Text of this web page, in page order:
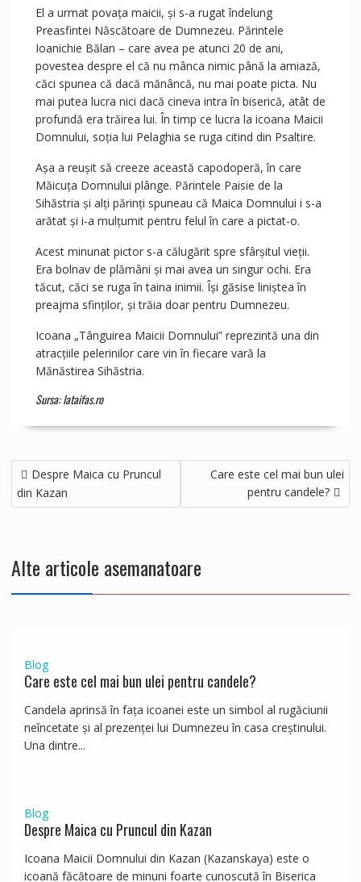
El a urmat povața maicii, și s-a rugat îndelung
Preasfintei Născătoare de Dumnezeu. Părintele
Ioanichie Bălan – care avea pe atunci 20 de ani,
povestea despre el că nu mânca nimic până la amiază,
căci spunea că dacă mănâncă, nu mai poate picta. Nu
mai putea lucra nici dacă cineva intra în biserică, atât de
profundă era trăirea lui. În timp ce lucra la icoana Maicii
Domnului, soția lui Pelaghia se ruga citind din Psaltire.
Așa a reușit să creeze această capodoperă, în care
Măicuța Domnului plânge. Părintele Paisie de la
Sihăstria și alți părinți spuneau că Maica Domnului i s-a
arătat și i-a mulțumit pentru felul în care a pictat-o.
Acest minunat pictor s-a călugărit spre sfârșitul vieții.
Era bolnav de plămâni și mai avea un singur ochi. Era
tăcut, căci se ruga în taina inimii. Își găsise liniștea în
preajma sfinților, și trăia doar pentru Dumnezeu.
Icoana „Tânguirea Maicii Domnului” reprezintă una din
atracțiile pelerinilor care vin în fiecare vară la
Mănăstirea Sihăstria.
Sursa: lataifas.ro
Navigare
în
articole
Despre Maica cu Pruncul
din Kazan
Care este cel mai bun ulei
pentru candele?
Alte articole asemanatoare
Blog
Care este cel mai bun ulei pentru candele?
Candela aprinsă în fața icoanei este un simbol al rugăciunii
neîncetate și al prezenței lui Dumnezeu în casa creștinului.
Una dintre...
Blog
Despre Maica cu Pruncul din Kazan
Icoana Maicii Domnului din Kazan (Kazanskaya) este o
icoană făcătoare de minuni foarte cunoscută în Biserica